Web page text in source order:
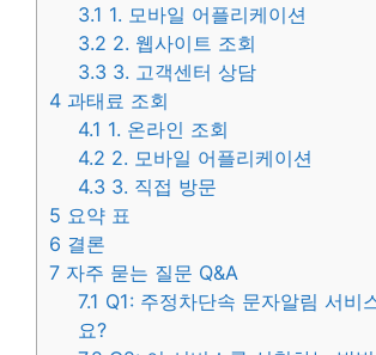
3.1 1. 모바일 어플리케이션
3.2 2. 웹사이트 조회
3.3 3. 고객센터 상담
4 과태료 조회
4.1 1. 온라인 조회
4.2 2. 모바일 어플리케이션
4.3 3. 직접 방문
5 요약 표
6 결론
7 자주 묻는 질문 Q&A
7.1 Q1: 주정차단속 문자알림 서비
요?